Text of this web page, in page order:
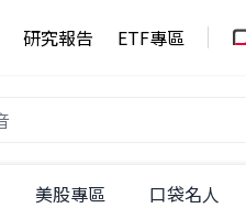
研究報告 ETF專區
美股專區 口袋名人